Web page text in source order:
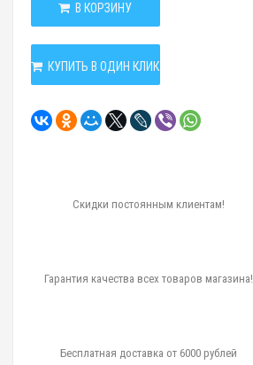
В КОРЗИНУ
КУПИТЬ В ОДИН КЛИК
Скидки постоянным клиентам!
Гарантия качества всех товаров магазина!
Бесплатная доставка от 6000 рублей